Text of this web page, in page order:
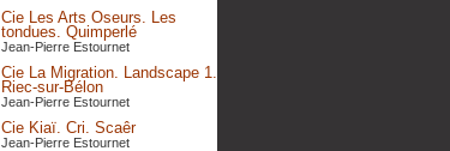
Cie Les Arts Oseurs. Les
tondues. Quimperlé
Jean-Pierre Estournet
Cie La Migration. Landscape 1.
Riec-sur-Bélon
Jean-Pierre Estournet
Cie Kiaï. Cri. Scaêr
Jean-Pierre Estournet